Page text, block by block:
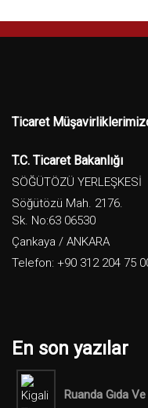
Ticaret
T.C. Ticaret Bakanlığı
SÖĞÜTÖZÜ YERLEŞKESİ
Söğütözü Mah. 2176.
Sk. No:63 06530
Çankaya / ANKARA
Telefon: +90 312 204 75
En son yazılar
Ruanda Gıda